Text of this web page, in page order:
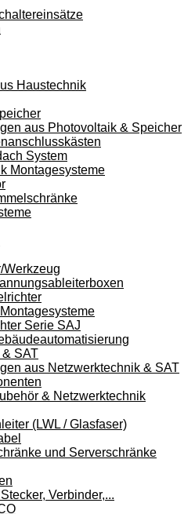
Haustechnik
aus Photovoltaik & Speicher
System
Montagesysteme
Werkzeug
Serie SAJ
SAT
aus Netzwerktechnik & SAT
& Netzwerktechnik
(LWL / Glasfaser)
und Serverschränke
Verbinder,...